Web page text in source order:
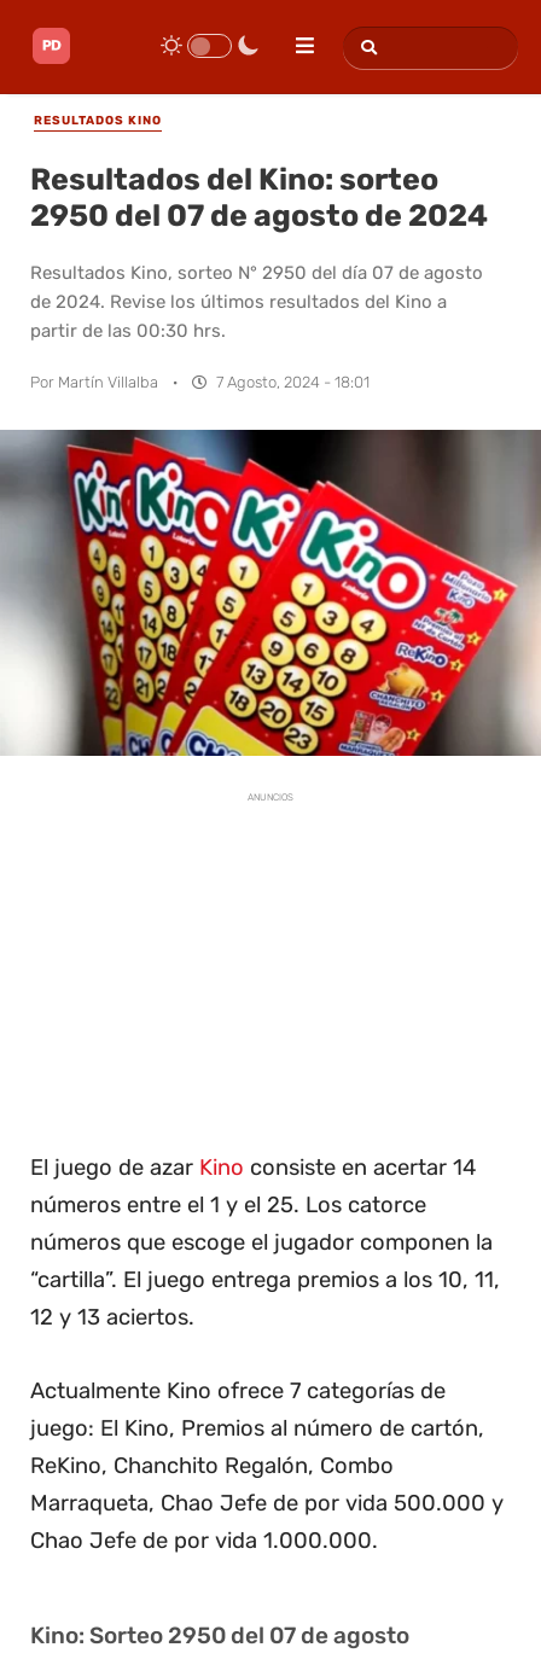
RESULTADOS KINO
Resultados del Kino: sorteo
2950 del 07 de agosto de 2024
Resultados Kino, sorteo N° 2950 del día 07 de agosto
de 2024. Revise los últimos resultados del Kino a
partir de las 00:30 hrs.
Por Martín Villalba · 7 Agosto, 2024 - 18:01
ANUNCIOS
El juego de azar Kino consiste en acertar 14
números entre el 1 y el 25. Los catorce
números que escoge el jugador componen la
“cartilla”. El juego entrega premios a los 10, 11,
12 y 13 aciertos.
Actualmente Kino ofrece 7 categorías de
juego: El Kino, Premios al número de cartón,
ReKino, Chanchito Regalón, Combo
Marraqueta, Chao Jefe de por vida 500.000 y
Chao Jefe de por vida 1.000.000.
Kino: Sorteo 2950 del 07 de agosto